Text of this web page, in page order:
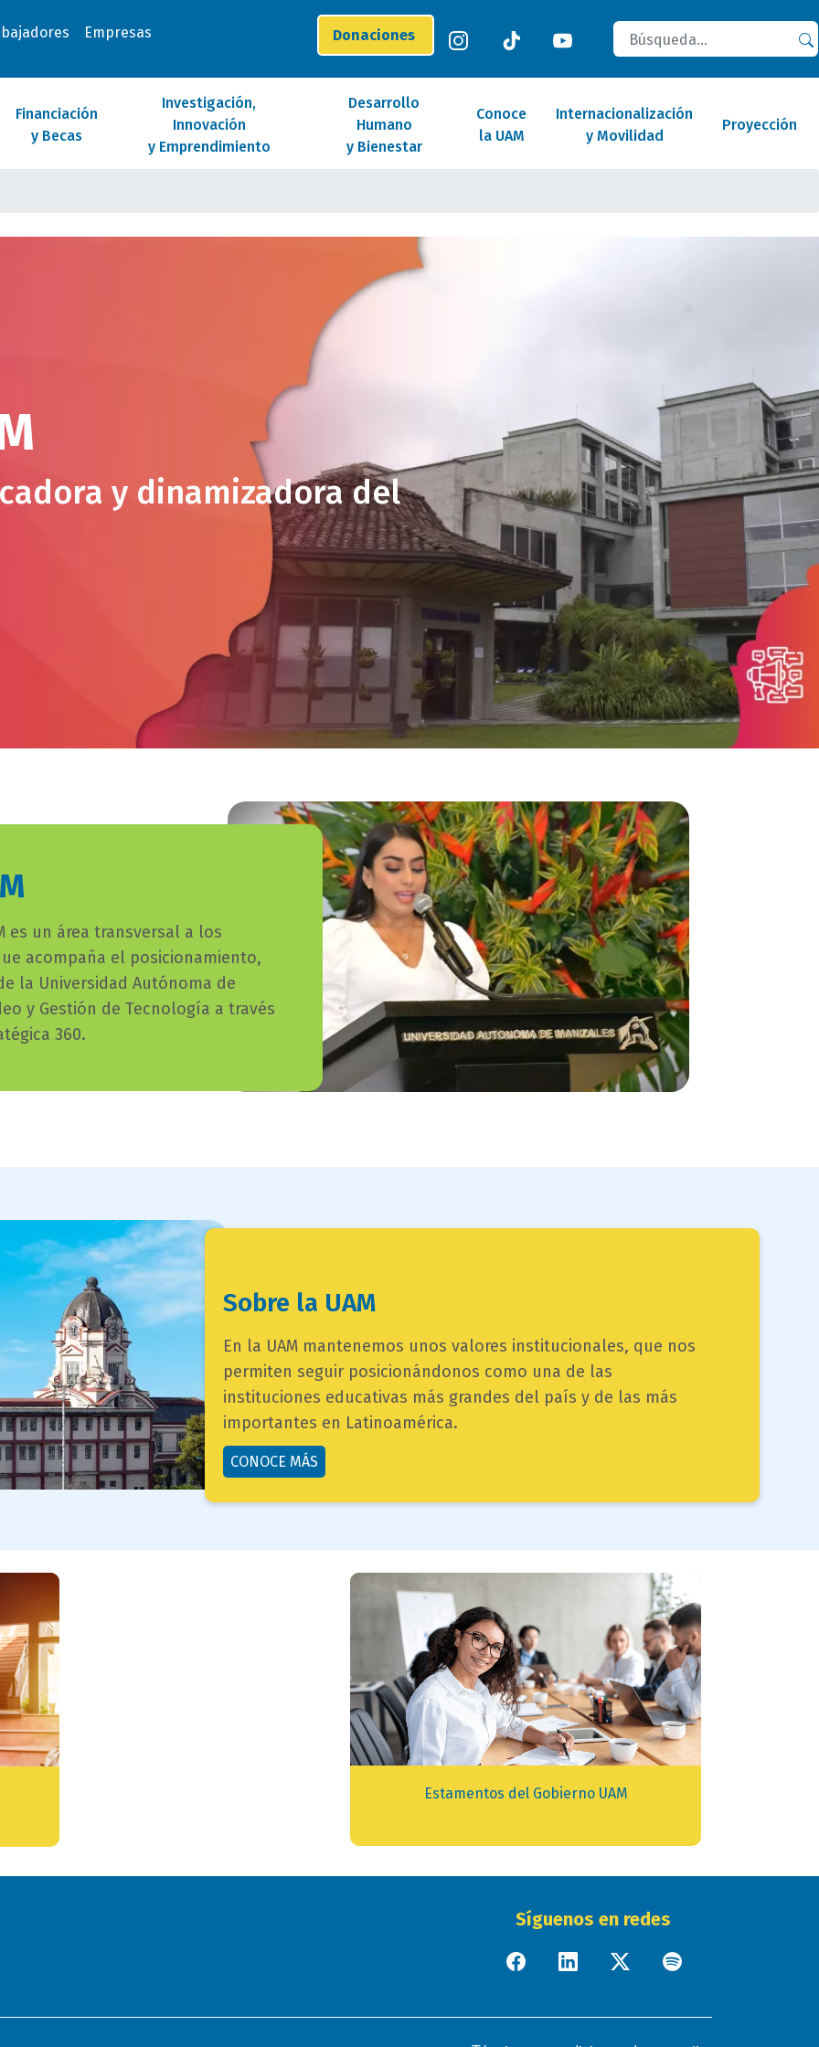
Empresas Donaciones
Buscar
Financiación
y Becas
Investigación,
Innovación
y Emprendimiento
Desarrollo
Humano
y Bienestar
Conoce
la UAM
Internacionalización
y Movilidad
Proyección
y dinamizadora del
es un área transversal a los
acompaña el posicionamiento,
la Universidad Autónoma de
y Gestión de Tecnología a través
360.
titulo
bloque
texto
Sobre la UAM
campo
texto
bloque
texto
En la UAM mantenemos unos valores institucionales, que nos
permiten seguir posicionándonos como una de las
instituciones educativas más grandes del país y de las más
importantes en Latinoamérica.
button
texto
CONOCE MÁS
Estamentos del Gobierno UAM
Síguenos en redes